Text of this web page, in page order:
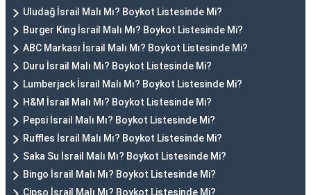
Uludağ İsrail Malı Mı? Boykot Listesinde Mi?
Burger King İsrail Malı Mı? Boykot Listesinde Mi?
ABC Markası İsrail Malı Mı? Boykot Listesinde Mi?
Duru İsrail Malı Mı? Boykot Listesinde Mi?
Lumberjack İsrail Malı Mı? Boykot Listesinde Mi?
H&M İsrail Malı Mı? Boykot Listesinde Mi?
Pepsi İsrail Malı Mı? Boykot Listesinde Mi?
Ruffles İsrail Malı Mı? Boykot Listesinde Mi?
Saka Su İsrail Malı Mı? Boykot Listesinde Mi?
Bingo İsrail Malı Mı? Boykot Listesinde Mi?
Cipso İsrail Malı Mı? Boykot Listesinde Mi?